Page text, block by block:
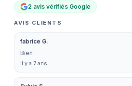
2 avis vérifiés Google
AVIS CLIENTS
fabrice G.
Bien
il y a 7 ans